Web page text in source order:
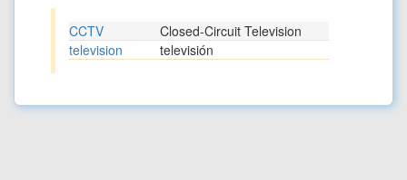
CCTV
Closed-Circuit Television
television
televisión